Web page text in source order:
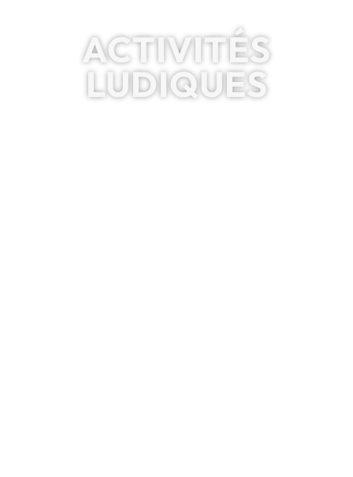
ACTIVITÉS
LUDIQUES